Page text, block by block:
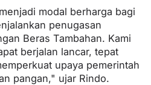
modal berharga bagi
penugasan
Beras Tambahan. Kami
berjalan lancar, tepat
upaya pemerintah
pangan," ujar Rindo.